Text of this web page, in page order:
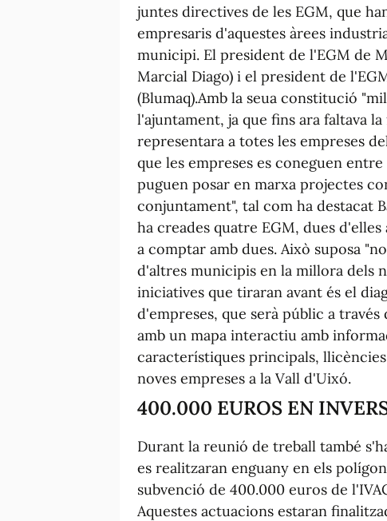
juntes directives de les EGM, que
empresaris d'aquestes àrees
municipi. El president de l'EGM de
Marcial Diago) i el president de
(Blumaq).Amb la seua constitució
l'ajuntament, ja que fins ara faltava
representara a totes les empreses
que les empreses es coneguen
puguen posar en marxa projectes
conjuntament", tal com ha destacat
ha creades quatre EGM, dues
a comptar amb dues. Això suposa
d'altres municipis en la millora dels
iniciatives que tiraran avant és el
d'empreses, que serà públic a
amb un mapa interactiu amb
característiques principals,
noves empreses a la Vall d'Uixó.
400.000 EUROS EN
Durant la reunió de treball també
es realitzaran enguany en els
subvenció de 400.000 euros de
Aquestes actuacions estaran